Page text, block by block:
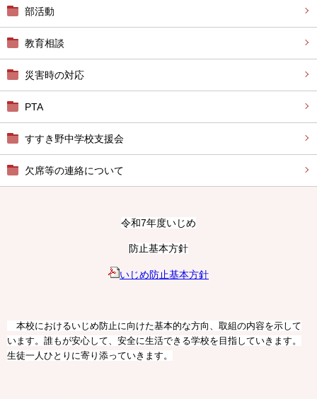
部活動
教育相談
災害時の対応
PTA
すすき野中学校支援会
欠席等の連絡について
令和7年度いじめ
防止基本方針
いじめ防止基本方針
本校におけるいじめ防止に向けた基本的な方向、取組の内容を示して
います。誰もが安心して、安全に生活できる学校を目指していきます。
生徒一人ひとりに寄り添っていきます。